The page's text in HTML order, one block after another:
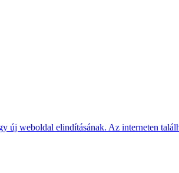
új weboldal elindításának. Az interneten